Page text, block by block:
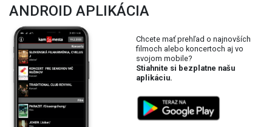
ANDROID APLIKÁCIA
Chcete mať prehľad o najnovších
filmoch alebo koncertoch aj vo
svojom mobile?
Stiahnite si bezplatne našu
aplikáciu.